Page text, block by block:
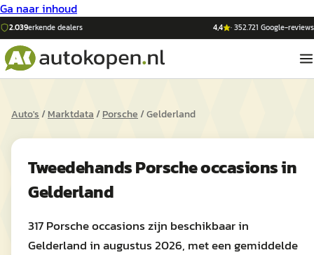
Ga naar inhoud
2.039erkende dealers 4,4 ·352.721 Google-reviews
Auto's/Marktdata/Porsche/Gelderland
TweedehandsPorscheoccasions in
Gelderland
317 Porsche occasions zijn beschikbaar in
Gelderland in augustus 2026, met een gemiddelde